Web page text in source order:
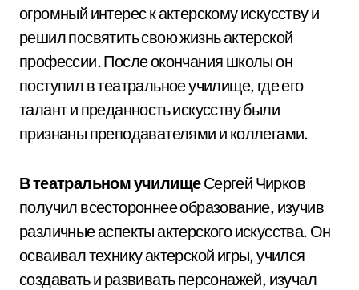
огромный интерес к актерскому искусству и
решил посвятить свою жизнь актерской
профессии. После окончания школы он
поступил в театральное училище, где его
талант и преданность искусству были
признаны преподавателями и коллегами.
В театральном училищеСергей Чирков
получил всестороннее образование, изучив
различные аспекты актерского искусства. Он
осваивал технику актерской игры, учился
создавать и развивать персонажей, изучал